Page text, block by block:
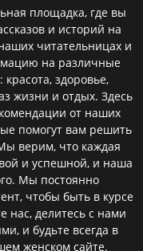
площадка, где вы
и историй на
читательницах и
на различные
здоровье,
жизни и отдых. Здесь
от наших
помогут вам решить
верим, что каждая
и успешной, и наша
Мы постоянно
чтобы быть в курсе
нас, делитесь с нами
и будьте всегда в
женском сайте.